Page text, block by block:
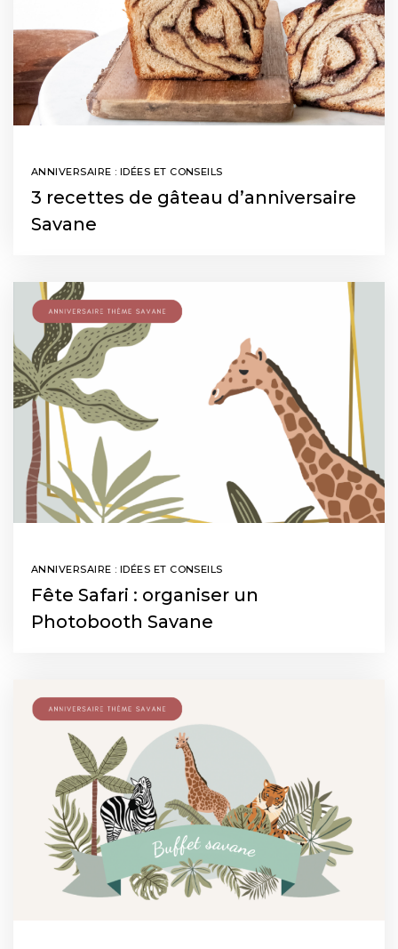
ANNIVERSAIRE : IDÉES ET CONSEILS
3 recettes de gâteau d’anniversaire
Savane
ANNIVERSAIRE : IDÉES ET CONSEILS
Fête Safari : organiser un
Photobooth Savane